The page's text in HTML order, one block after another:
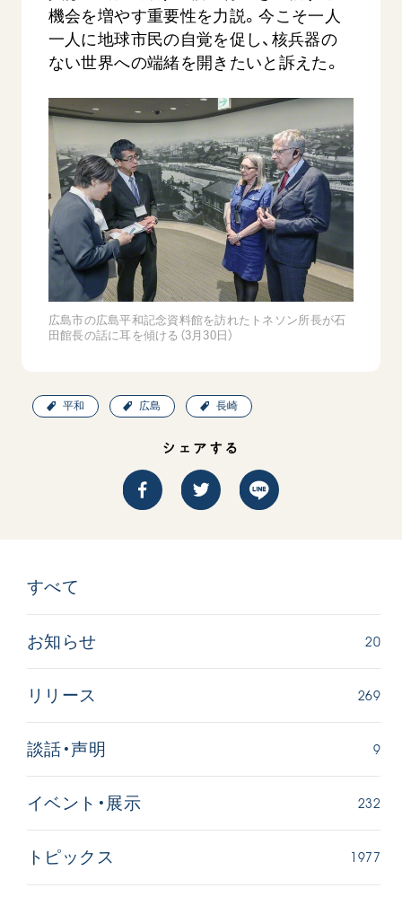
機会を増やす重要性を力説。今こそ一人
一人に地球市民の自覚を促し、核兵器の
ない世界への端緒を開きたいと訴えた。
広島市の広島平和記念資料館を訪れたトネソン所長が石
田館長の話に耳を傾ける（3月30日）
平和 広島 長崎
シェアする
すべて
お知らせ 20
リリース 269
談話・声明 9
イベント・展示 232
トピックス 1977